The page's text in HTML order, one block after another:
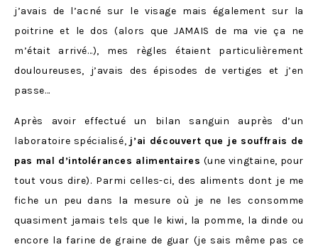
j’avais de l’acné sur le visage mais également sur la
poitrine et le dos (alors que JAMAIS de ma vie ça ne
m’était arrivé…), mes règles étaient particulièrement
douloureuses, j’avais des épisodes de vertiges et j’en
passe…
Après avoir effectué un bilan sanguin auprès d’un
laboratoire spécialisé, j’ai découvert que je souffrais de
pas mal d’intolérances alimentaires (une vingtaine, pour
tout vous dire). Parmi celles-ci, des aliments dont je me
fiche un peu dans la mesure où je ne les consomme
quasiment jamais tels que le kiwi, la pomme, la dinde ou
encore la farine de graine de guar (je sais même pas ce